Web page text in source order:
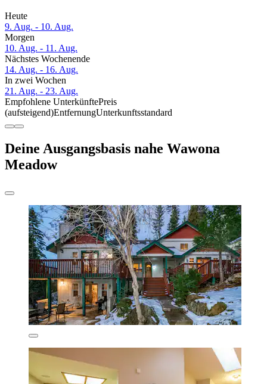
Heute
9. Aug. - 10. Aug.
Morgen
10. Aug. - 11. Aug.
Nächstes Wochenende
14. Aug. - 16. Aug.
In zwei Wochen
21. Aug. - 23. Aug.
Empfohlene UnterkünftePreis
(aufsteigend)EntfernungUnterkunftsstandard
Deine Ausgangsbasis nahe Wawona
Meadow